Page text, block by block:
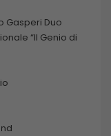
Gasperi Duo
“Il Genio di